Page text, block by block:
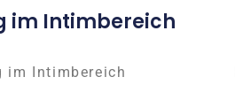
im Intimbereich
im Intimbereich